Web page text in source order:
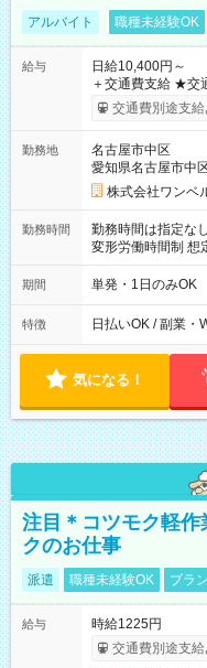
アルバイト 職種未経験OK
給与
日給10,400円～
＋交通費支給 ★交通費全額支給！ ★日払いOK！（規定あり） ┗
働いたその日に現
交通費別途支給
勤務地
名古屋市中区
愛知県名古屋市中
株式会社ワンベ
勤務時間
勤務時間は指定なし
変形労働時間制 想定労働時
00～20：00
期間 単発・1日のみOK
特徴 日払いOK / 副業・
気になる！
注目＊コツモク軽
クのお仕事
派遣 職種未経験OK ブラ
給与
時給1225円
交通費別途支給